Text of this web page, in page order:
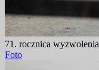
71. rocznica wyzwolenia
Foto